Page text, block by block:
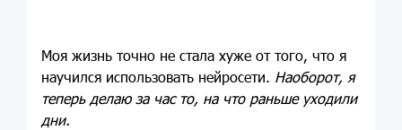
Моя жизнь точно не стала хуже от того, что я
научился использовать нейросети. Наоборот, я
теперь делаю за час то, на что раньше уходили
дни.